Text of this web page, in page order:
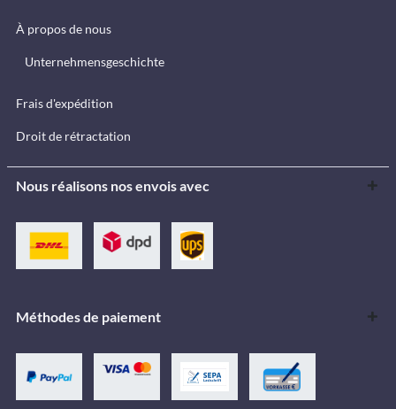
À propos de nous
Unternehmensgeschichte
Frais d'expédition
Droit de rétractation
Nous réalisons nos envois avec
Méthodes de paiement